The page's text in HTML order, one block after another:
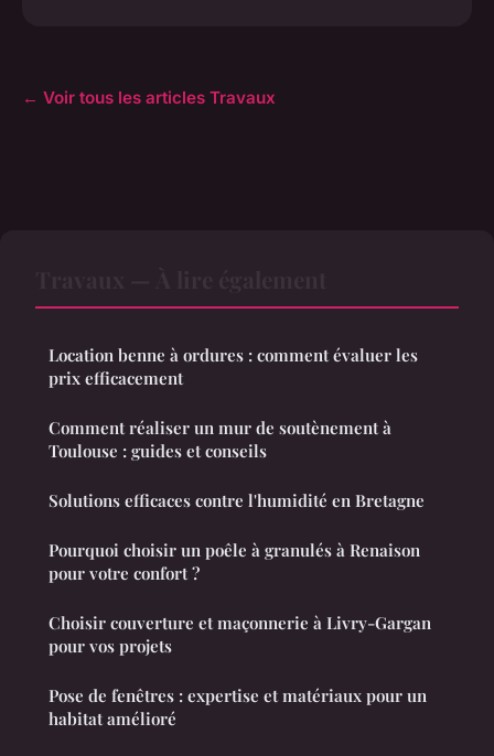
← Voir tous les articles Travaux
Location benne à ordures : comment évaluer les
prix efficacement
Comment réaliser un mur de soutènement à
Toulouse : guides et conseils
Solutions efficaces contre l'humidité en Bretagne
Pourquoi choisir un poêle à granulés à Renaison
pour votre confort ?
Choisir couverture et maçonnerie à Livry-Gargan
pour vos projets
Pose de fenêtres : expertise et matériaux pour un
habitat amélioré